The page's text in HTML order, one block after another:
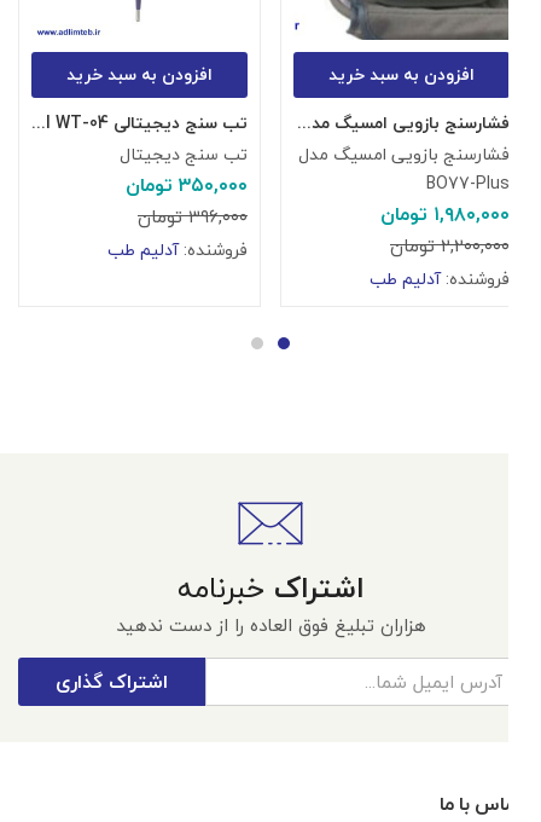
افزودن به سبد خرید
فشارسنج بازویی امسیگ مدل BO77-Plus
فشارسنج بازویی امسیگ مدل
BO77-Plus
۱,۹۸۰,۰۰۰ تومان
۲,۲۰۰,۰۰۰تومان
فروشنده:آدلیم طب
افزودن به سبد خرید
تب سنج دیجیتالی Bwell WT-04
تب سنج دیجیتال
۳۵۰,۰۰۰تومان
۳۹۶,۰۰۰تومان
فروشنده:آدلیم طب
اشتراکخبرنامه
هزاران تبلیغ فوق العاده را از دست ندهید
اشتراک گذاری
تماس با ما